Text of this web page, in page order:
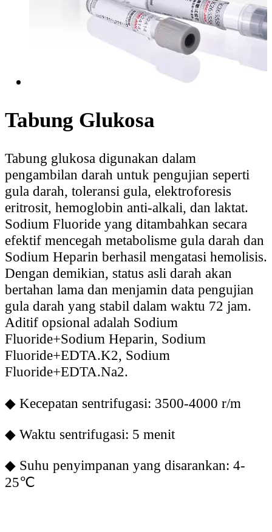
Tabung Glukosa
Tabung glukosa digunakan dalam
pengambilan darah untuk pengujian seperti
gula darah, toleransi gula, elektroforesis
eritrosit, hemoglobin anti-alkali, dan laktat.
Sodium Fluoride yang ditambahkan secara
efektif mencegah metabolisme gula darah dan
Sodium Heparin berhasil mengatasi hemolisis.
Dengan demikian, status asli darah akan
bertahan lama dan menjamin data pengujian
gula darah yang stabil dalam waktu 72 jam.
Aditif opsional adalah Sodium
Fluoride+Sodium Heparin, Sodium
Fluoride+EDTA.K2, Sodium
Fluoride+EDTA.Na2.
◆ Kecepatan sentrifugasi: 3500-4000 r/m
◆ Waktu sentrifugasi: 5 menit
◆ Suhu penyimpanan yang disarankan: 4-
25℃